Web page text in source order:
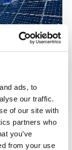
ads, to
our traffic.
of our site with
partners who
you’ve
from your use
グ回路電流検